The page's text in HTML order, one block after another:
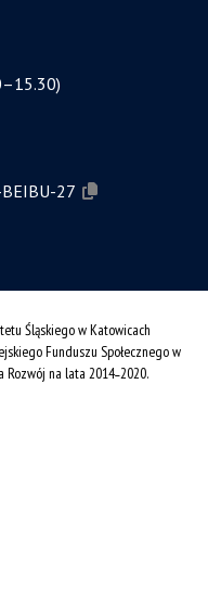
27
Śląskiego w Katowicach
Funduszu Społecznego w
na lata 2014˗2020.